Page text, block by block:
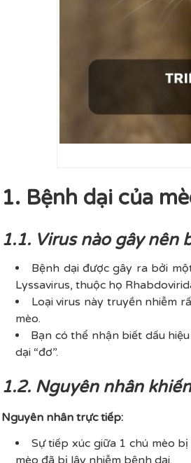
1. Bệnh dại của
1.1. Virus nào gây nên
Bệnh dại được gây ra bởi
Lyssavirus, thuộc họ
Loại virus này truyền nhiễm
mèo.
Bạn có thể nhận biết dấu
dại “đơ”.
1.2. Nguyên nhân
Nguyên nhân trực tiếp:
Sự tiếp xúc giữa 1 chú mèo